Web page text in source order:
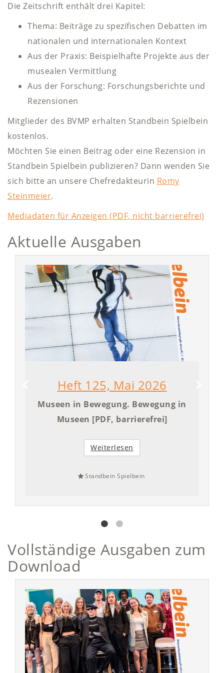
Die Zeitschrift enthält drei Kapitel:
Thema: Beiträge zu spezifischen Debatten im
nationalen und internationalen Kontext
Aus der Praxis: Beispielhafte Projekte aus der
musealen Vermittlung
Aus der Forschung: Forschungsberichte und
Rezensionen
Mitglieder des BVMP erhalten Standbein Spielbein
kostenlos.
Möchten Sie einen Beitrag oder eine Rezension in
Standbein Spielbein publizieren? Dann wenden Sie
sich bitte an unsere Chefredakteurin Romy
Steinmeier.
Mediadaten für Anzeigen (PDF, nicht barrierefrei)
Aktuelle Ausgaben
Heft 125, Mai 2026
Museen in Bewegung. Bewegung in
Museen [PDF, barrierefrei]
Weiterlesen
Standbein Spielbein
Vollständige Ausgaben zum
Download